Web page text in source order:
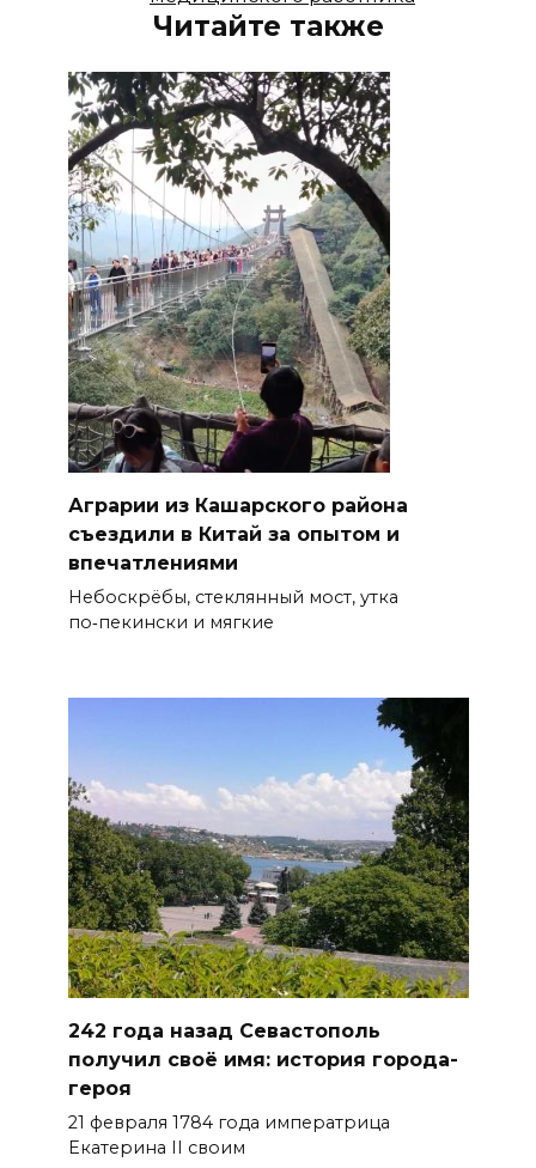
Читайте также
Аграрии из Кашарского района
съездили в Китай за опытом и
впечатлениями
Небоскрёбы, стеклянный мост, утка
по‑пекински и мягкие
242 года назад Севастополь
получил своё имя: история города-
героя
21 февраля 1784 года императрица
Екатерина II своим